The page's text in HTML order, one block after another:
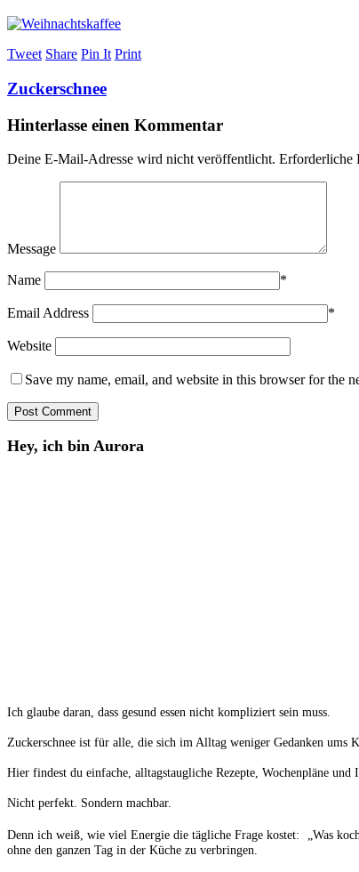
Tweet Share Pin It Print
Zuckerschnee
Hinterlasse einen Kommentar
Deine E-Mail-Adresse wird nicht veröffentlicht. Erforderliche
Message
Name *
Email Address *
Website
Save my name, email, and website in this browser for the
Hey, ich bin Aurora
Ich glaube daran, dass gesund essen nicht kompliziert sein muss.
Zuckerschnee ist für alle, die sich im Alltag weniger Gedanken ums
Hier findest du einfache, alltagstaugliche Rezepte, Wochenpläne
Nicht perfekt. Sondern machbar.
Denn ich weiß, wie viel Energie die tägliche Frage kostet: „Was
ohne den ganzen Tag in der Küche zu verbringen.